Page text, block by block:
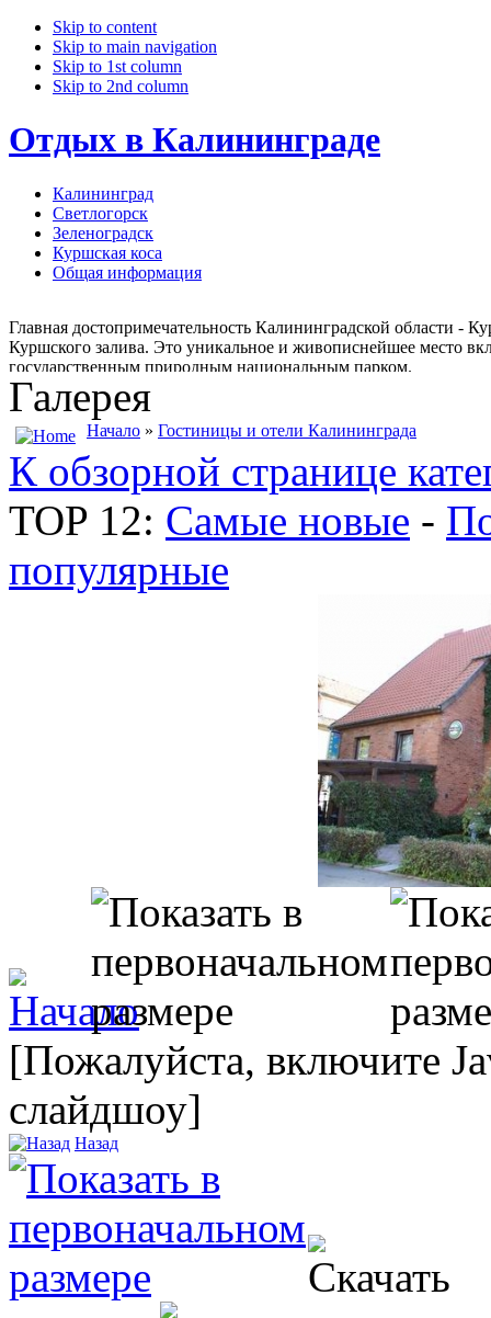
Skip to content
Skip to main navigation
Skip to 1st column
Skip to 2nd column
Отдых в Калининграде
Калининград
Светлогорск
Зеленоградск
Куршская коса
Общая информация
Главная достопримечательность Калининградской области -
Куршского залива. Это уникальное и живописнейшее место
государственным природным национальным парком.
Галерея
Начало » Гостиницы и отели Калининграда
К обзорной странице
TOP 12: Самые новые -
популярные
[Пожалуйста, включите
слайдшоу]
Назад